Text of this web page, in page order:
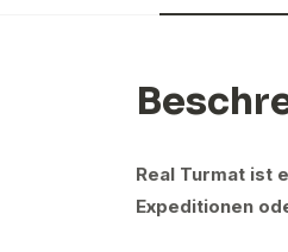
Real Turmat ist
Expeditionen